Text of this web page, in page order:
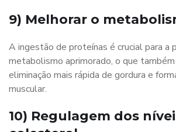
9) Melhorar o
A ingestão de proteínas é crucial para a
metabolismo aprimorado, o que
eliminação mais rápida de gordura e
muscular.
10) Regulagem dos